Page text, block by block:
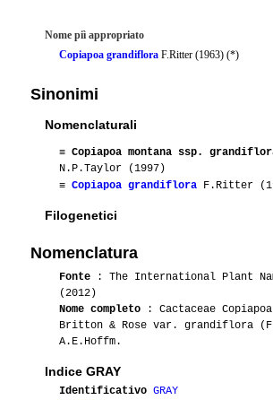
Nome piì appropriato
Copiapoa grandiflora F.Ritter (1963) (*)
Sinonimi
Nomenclaturali
≡ Copiapoa montana ssp.
N.P.Taylor (1997)
≡ Copiapoa grandiflora F.Ritter
Filogenetici
Nomenclatura
Fonte : The International Plant
(2012)
Nome completo : Cactaceae
Britton & Rose var. grandiflora
A.E.Hoffm.
Indice GRAY
Identificativo GRAY